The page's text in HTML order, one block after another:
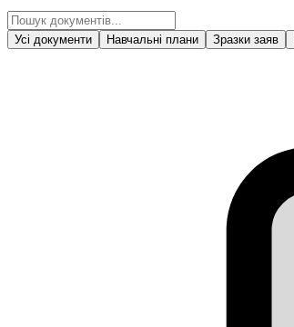
Усі документи Навчальні плани Зразки заяв